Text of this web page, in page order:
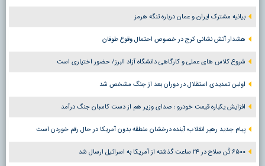
بیانیه مشترک ایران و عمان درباره تنگه هرمز
هشدار آتش نشانی کرج در خصوص احتمال وقوع طوفان
شروع کلاس های عملی و کارگاهی دانشگاه آزاد البرز/ حضور اختیاری است
اولین تمدیدی استقلال در دوران بعد از جنگ مشخص شد
افزایش یکباره قیمت خودرو ؛ صدای وزیر هم از دست کاسبان جنگ درآمد
پیام جدید رهبر انقلاب؛ آینده درخشان منطقه بدون آمریکا در حال رقم خوردن است
۶۵۰۰ تُن سلاح در ۲۴ ساعت گذشته از آمریکا به اسرائیل ارسال شد